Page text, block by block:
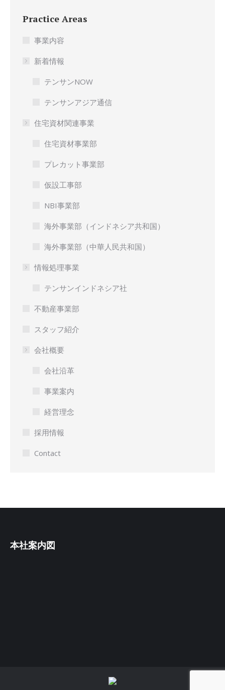
Practice Areas
事業内容
新着情報
テンサンNOW
テンサンアジア通信
住宅資材関連事業
住宅資材事業部
プレカット事業部
仮設工事部
NBI事業部
海外事業部（インドネシア共和国）
海外事業部（中華人民共和国）
情報処理事業
テンサンインドネシア社
不動産事業部
スタッフ紹介
会社概要
会社沿革
事業案内
経営理念
採用情報
Contact
本社案内図